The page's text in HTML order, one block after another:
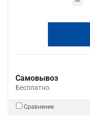
Самовывоз
Бесплатно.
Сравнение